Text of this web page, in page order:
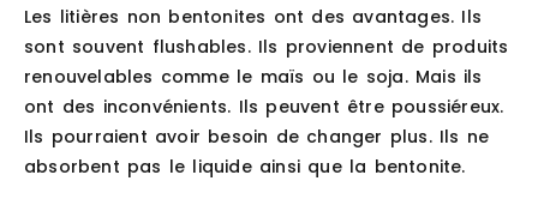
Les litières non bentonites ont des avantages. Ils
sont souvent flushables. Ils proviennent de produits
renouvelables comme le maïs ou le soja. Mais ils
ont des inconvénients. Ils peuvent être poussiéreux.
Ils pourraient avoir besoin de changer plus. Ils ne
absorbent pas le liquide ainsi que la bentonite.